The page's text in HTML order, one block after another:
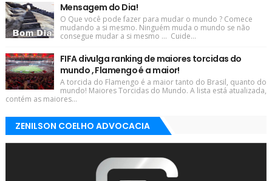
Mensagem do Dia!
O Que você pode fazer para mudar o mundo ? Comece
mudando a si mesmo. Ninguém muda o mundo se não
consegue mudar a si mesmo ... Cuide...
FIFA divulga ranking de maiores torcidas do
mundo , Flamengo é a maior!
A torcida do Flamengo é a maior tanto do Brasil, quanto do
mundo! Maiores Torcidas do Mundo. A lista está atualizada,
contém as maiores...
ZENILSON COELHO ADVOCACIA